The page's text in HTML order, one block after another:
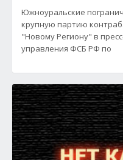
Южноуральские
крупную партию
"Новому Региону" в
управления ФСБ РФ по